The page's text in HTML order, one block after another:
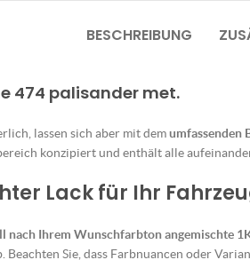
BESCHREIBUNG
474 palisander met.
lassen sich aber mit demumfassenden
konzipiert und enthält alle
Lack für Ihr
nach Ihrem Wunschfarbton angemischte
Beachten Sie, dass Farbnuancen oder